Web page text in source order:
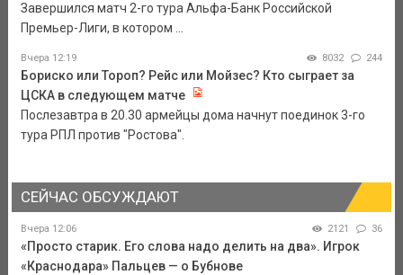
Завершился матч 2-го тура Альфа-Банк Российской
Премьер-Лиги, в котором ...
Вчера 12:19 8032 244
Бориско или Тороп? Рейс или Мойзес? Кто сыграет за
ЦСКА в следующем матче
Послезавтра в 20.30 армейцы дома начнут поединок 3-го
тура РПЛ против "Ростова".
СЕЙЧАС ОБСУЖДАЮТ
Вчера 12:06 2121 36
«Просто старик. Его слова надо делить на два». Игрок
«Краснодара» Пальцев — о Бубнове